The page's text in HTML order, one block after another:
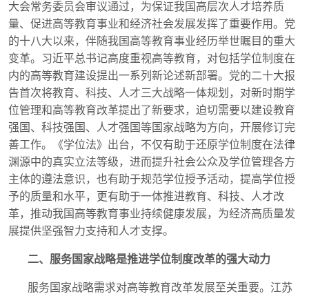
大会常务委员会审议通过，为保证我国高层次人才培养质
量、促进高等教育事业和经济社会发展发挥了重要作用。党
的十八大以来，伴随我国高等教育事业经历举世瞩目的重大
变革。习近平总书记高度重视高等教育，对包括学位制度在
内的高等教育建设提出一系列新论述新部署。党的二十大报
告首次将教育、科技、人才三大战略一体规划，对新时期学
位管理和高等教育改革提出了新要求，迫切需要以建设教育
强国、科技强国、人才强国等国家战略为方向，开展修订完
善工作。《学位法》出台，不仅有助于还原学位制度在法律
渊源中的真实立法等级，进而提升社会公众及学位管理各方
主体的遵法意识，也有助于规范学位授予活动，提高学位授
予的质量和水平，更有助于一体推进教育、科技、人才改
革，推动我国高等教育事业持续健康发展，为经济高质量发
展提供坚强智力支持和人才支撑。
二、服务国家战略是推进学位制度改革的强大动力
服务国家战略需求对高等教育改革发展至关重要。江苏